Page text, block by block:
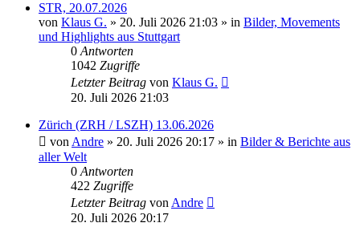
STR, 20.07.2026
von Klaus G. » 20. Juli 2026 21:03 » in Bilder, Movements
und Highlights aus Stuttgart
0 Antworten
1042 Zugriffe
Letzter Beitrag von Klaus G.
20. Juli 2026 21:03
Zürich (ZRH / LSZH) 13.06.2026
von Andre » 20. Juli 2026 20:17 » in Bilder & Berichte aus
aller Welt
0 Antworten
422 Zugriffe
Letzter Beitrag von Andre
20. Juli 2026 20:17